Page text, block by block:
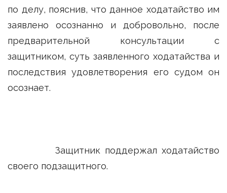
по делу, пояснив, что данное ходатайство им
заявлено осознанно и добровольно, после
предварительной консультации с
защитником, суть заявленного ходатайства и
последствия удовлетворения его судом он
осознает.
Защитник поддержал ходатайство
своего подзащитного.